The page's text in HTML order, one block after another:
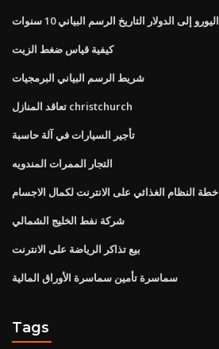
اليورو إلى الدولار التاريخ الرسم البياني 10 سنوات
كيفية قياس ضغط الزيت
شريط الرسم البياني البرمجيات
تعاقد المنازل christchurch
تأجير السيارات في آلة حاسبة
التجار الممرات المندويه
خطة النظام الغذائي على الانترنت لكمال الاجسام
شركة نفط الخليج الشمالي
بيع تذاكر الرياضة على الانترنت
سماسرة تأمين سماسرة الأوراق المالية
Tags